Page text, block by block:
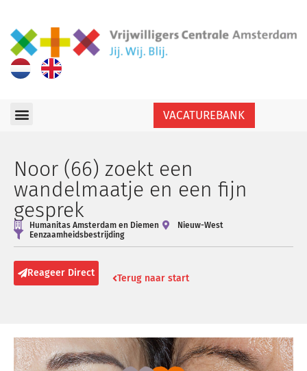
VACATUREBANK
Noor (66) zoekt een
wandelmaatje en een fijn
gesprek
Humanitas Amsterdam en Diemen
Nieuw-West
Eenzaamheidsbestrijding
Reageer Direct Terug naar start